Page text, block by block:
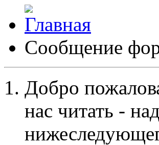
Сообщение
Добро
нас читать -